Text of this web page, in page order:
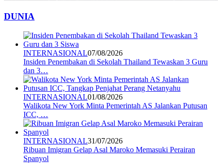
DUNIA
INTERNASIONAL07/08/2026
Insiden Penembakan di Sekolah Thailand Tewaskan 3 Guru
dan 3…
INTERNASIONAL01/08/2026
Walikota New York Minta Pemerintah AS Jalankan Putusan
ICC, …
INTERNASIONAL31/07/2026
Ribuan Imigran Gelap Asal Maroko Memasuki Perairan
Spanyol